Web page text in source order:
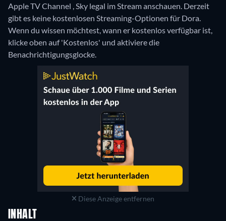
Apple TV Channel , Sky legal im Stream anschauen. Derzeit
gibt es keine kostenlosen Streaming-Optionen für Dora.
Wenn du wissen möchtest, wann er kostenlos verfügbar ist,
klicke oben auf 'Kostenlos' und aktiviere die
Benachrichtigungsglocke.
Diese Anzeige entfernen
INHALT